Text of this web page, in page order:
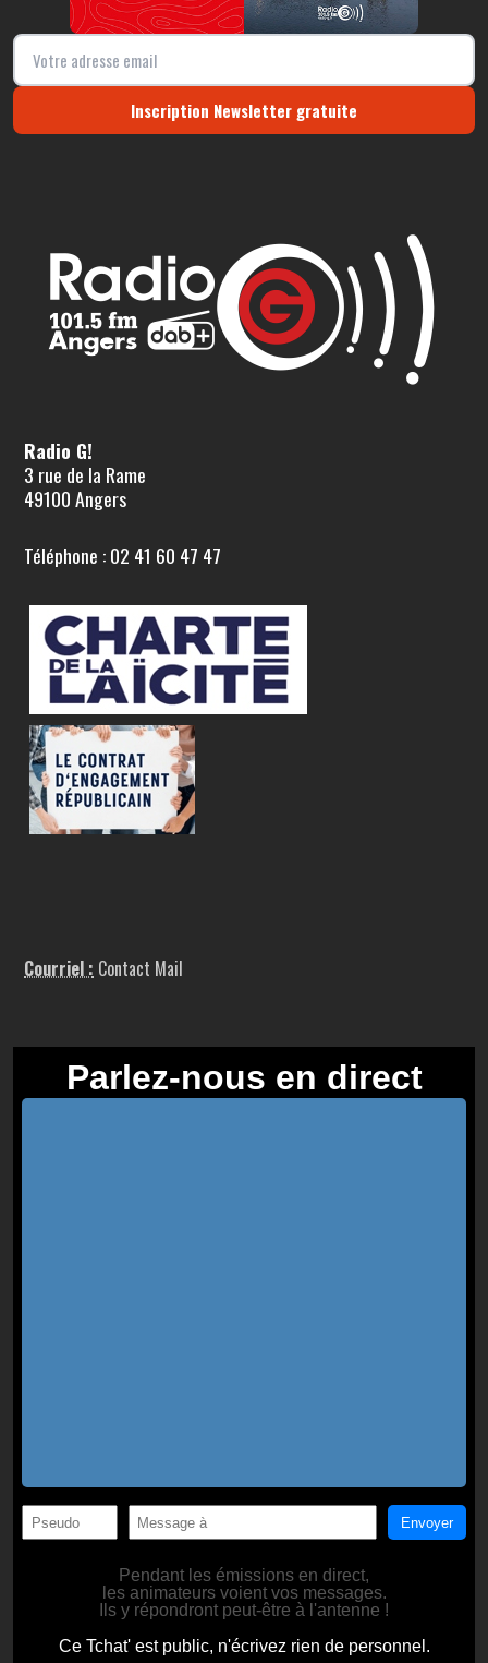
Inscription Newsletter gratuite
Radio G!
3 rue de la Rame
49100 Angers
Téléphone : 02 41 60 47 47
Courriel : Contact Mail